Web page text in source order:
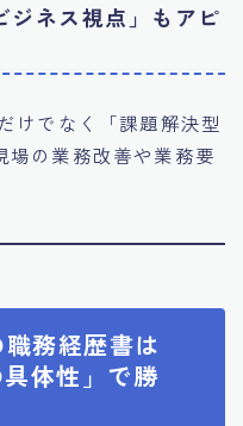
ネス視点」もアピ
けでなく「課題解決型
場の業務改善や業務要
務経歴書は
具体性」で勝